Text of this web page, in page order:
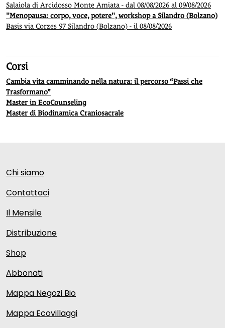
Salaiola di Arcidosso Monte Amiata - dal 08/08/2026 al 09/08/2026
"Menopausa: corpo, voce, potere", workshop a Silandro (Bolzano)
Basis via Corzes 97 Silandro (Bolzano) - il 08/08/2026
Corsi
Cambia vita camminando nella natura: il percorso “Passi che
Trasformano”
Master in EcoCounseling
Master di Biodinamica Craniosacrale
Chi siamo
Contattaci
Il Mensile
Distribuzione
Shop
Abbonati
Mappa Negozi Bio
Mappa Ecovillaggi